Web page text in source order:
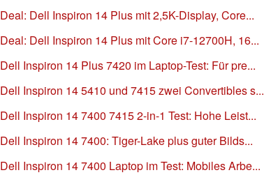
Deal: Dell Inspiron 14 Plus mit 2,5K-Display, Core...
Deal: Dell Inspiron 14 Plus mit Core i7-12700H, 16...
Dell Inspiron 14 Plus 7420 im Laptop-Test: Für pre...
Dell Inspiron 14 5410 und 7415 zwei Convertibles s...
Dell Inspiron 14 7400 7415 2-in-1 Test: Hohe Leist...
Dell Inspiron 14 7400: Tiger-Lake plus guter Bilds...
Dell Inspiron 14 7400 Laptop im Test: Mobiles Arbe...